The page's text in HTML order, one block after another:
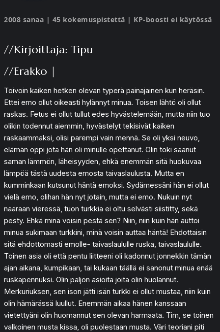
2008 sanaa | 45 kokemuspistettä | KP-boosti ei käytössä
//Kirjoittaja: Tipu
//Erakko |
Toivoin kaiken hetken olevan typerä painajainen kun heräsin.
Ettei emo ollut oikeasti hylännyt minua. Toisen lähtö oli ollut
raskas. Fetus ei ollut tullut edes hyvästelemään, mutta niin tuo
olikin todennut aiemmin, hyvästelyt tekisivät kaiken
raskaammaksi, olisi parempi vain mennä. Se oli yksi neuvo,
elämän oppi jota hän oli minulle opettanut. Olin toki saanut
saman lämmön, läheisyyden, ehkä enemmän sitä huokuvaa
lämpöä tästä uudesta emosta taivaslaulusta. Mutta en
kumminkaan kutsunut häntä emoksi. Sydämessäni hän ei ollut
vielä emo, olihan hän nyt jotain, mutta ei emo. Nukuin nyt
naaraan vieressä, tuon turkkia ei oltu selvästi siistitty, sekä
pesty. Ehkä minä voisin pestä sen? Niin, niin kuin hän auttoi
minua sukimaan turkkini, minä voisin auttaa häntä! Ehdottaisin
sitä ehdottomasti emolle- taivaslaululle ruska, taivaslaululle.
Toinen asia oli että pentu liitteeni oli kadonnut jonnekkin tämän
ajan aikana, kumpikaan, tai kukaan täällä ei sanonut minua enää
ruskapennuksi. Olin paljon asioita joita olin huolannut.
Merkuriuksen, sen ison jätti isän turkki ei ollut mustaa, niin kuin
olin hämärässä luullut. Enemmän aikaa hänen kanssaan
vietettyäni olin huomannut sen olevan harmaata. Tim, se toinen
valkoinen musta kissa, oli puolestaan musta. Väri teoriani piti